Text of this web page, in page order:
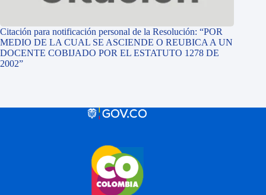
Citación para notificación personal de la Resolución: “POR
MEDIO DE LA CUAL SE ASCIENDE O REUBICA A UN
DOCENTE COBIJADO POR EL ESTATUTO 1278 DE
2002”